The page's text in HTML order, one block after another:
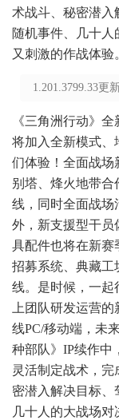
术战斗、秘密潜入
随机事件、几十
又刺激的作战体验
1.201.3799.33更
《三角洲行动》
将加入全新模式、
们体验！全面战场
别塔、烽火地带合
线，同时全面战场
外，新支援型干员
具配件也将在新赛
招募系统、典藏工
线。是时候，一起
上团队研发运营的
线PC/移动端，未
种部队》IP续作中
灵活制定战术，
密潜入解决目标、
几十人的大战场